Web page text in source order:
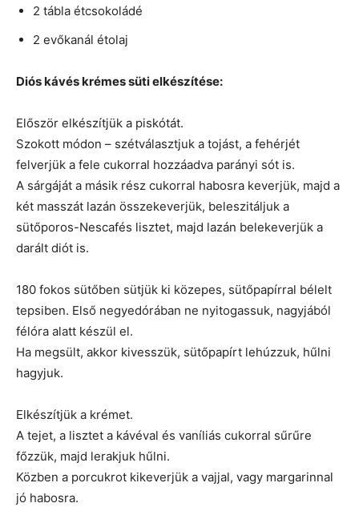
2 tábla étcsokoládé
2 evőkanál étolaj
Diós kávés krémes süti elkészítése:
Először elkészítjük a piskótát.
Szokott módon – szétválasztjuk a tojást, a fehérjét
felverjük a fele cukorral hozzáadva parányi sót is.
A sárgáját a másik rész cukorral habosra keverjük, majd a
két masszát lazán összekeverjük, beleszitáljuk a
sütőporos-Nescafés lisztet, majd lazán belekeverjük a
darált diót is.
180 fokos sütőben sütjük ki közepes, sütőpapírral bélelt
tepsiben. Első negyedórában ne nyitogassuk, nagyjából
félóra alatt készül el.
Ha megsült, akkor kivesszük, sütőpapírt lehúzzuk, hűlni
hagyjuk.
Elkészítjük a krémet.
A tejet, a lisztet a kávéval és vaníliás cukorral sűrűre
főzzük, majd lerakjuk hűlni.
Közben a porcukrot kikeverjük a vajjal, vagy margarinnal
jó habosra.